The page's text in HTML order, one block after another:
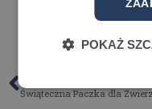
POKAŻ